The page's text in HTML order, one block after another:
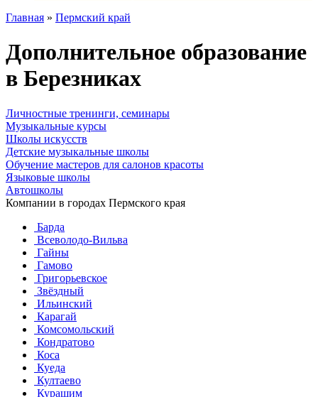
Главная » Пермский край
Дополнительное образование
в Березниках
Личностные тренинги, семинары
Музыкальные курсы
Школы искусств
Детские музыкальные школы
Обучение мастеров для салонов красоты
Языковые школы
Автошколы
Компании в городах Пермского края
Барда
Всеволодо-Вильва
Гайны
Гамово
Григорьевское
Звёздный
Ильинский
Карагай
Комсомольский
Кондратово
Коса
Куеда
Култаево
Курашим